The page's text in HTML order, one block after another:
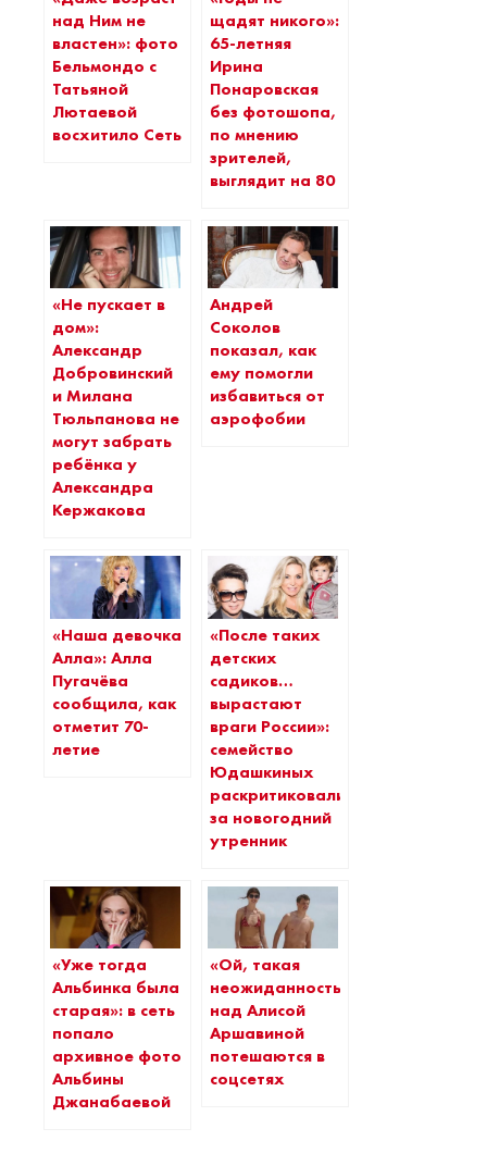
над Ним не
властен»: фото
Бельмондо с
Татьяной
Лютаевой
восхитило Сеть
щадят никого»:
65-летняя
Ирина
Понаровская
без фотошопа,
по мнению
зрителей,
выглядит на 80
«Не пускает в
дом»:
Александр
Добровинский
и Милана
Тюльпанова не
могут забрать
ребёнка у
Александра
Кержакова
Андрей
Соколов
показал, как
ему помогли
избавиться от
аэрофобии
«Наша девочка
Алла»: Алла
Пугачёва
сообщила, как
отметит 70-
летие
«После таких
детских
садиков…
вырастают
враги России»:
семейство
Юдашкиных
раскритиковали
за новогодний
утренник
«Уже тогда
Альбинка была
старая»: в сеть
попало
архивное фото
Альбины
Джанабаевой
«Ой, такая
неожиданность»:
над Алисой
Аршавиной
потешаются в
соцсетях